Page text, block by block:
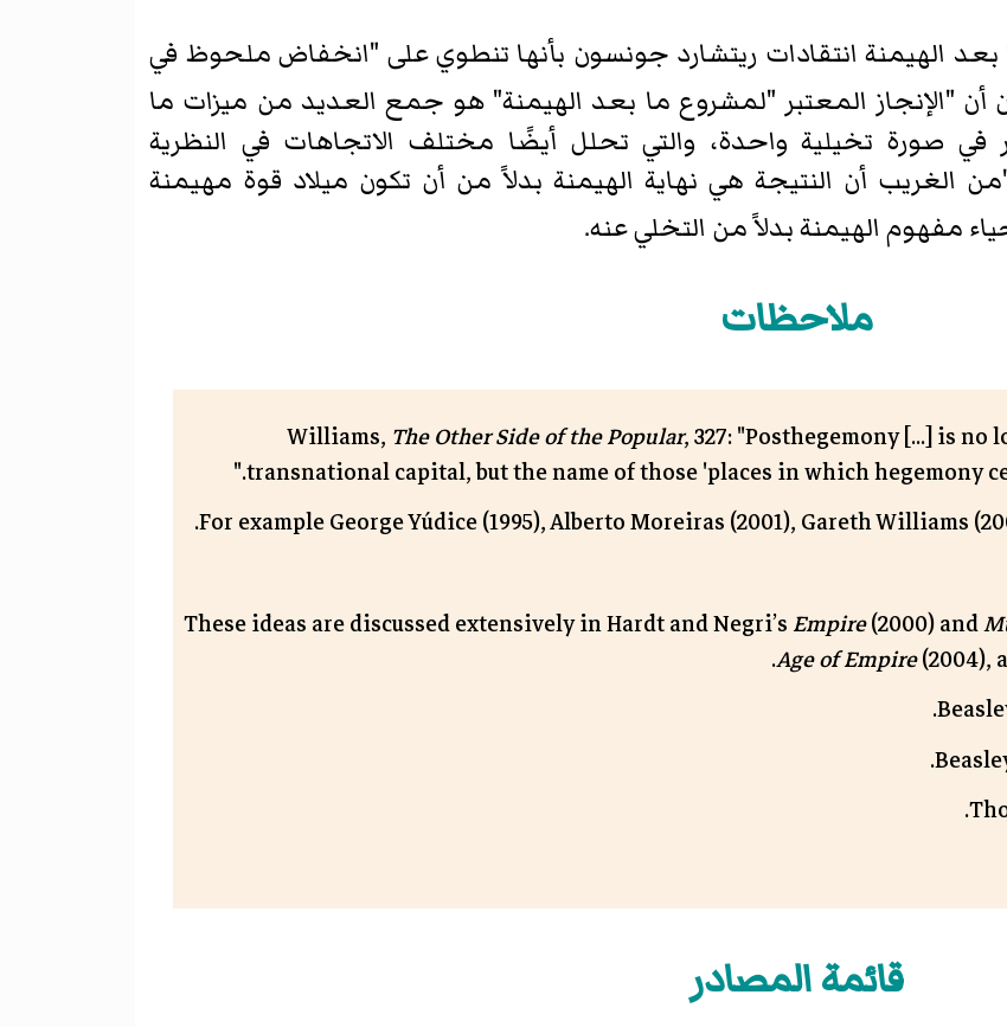
بعد الهيمنة انتقادات ريتشارد جونسون بأنها تنطوي على "انخفاض ملحوظ في
أن "الإنجاز المعتبر "لمشروع ما بعد الهيمنة" هو جمع العديد من ميزات ما
صورة تخيلية واحدة، والتي تحلل أيضًا مختلف الاتجاهات في النظرية
الغريب أن النتيجة هي نهاية الهيمنة بدلاً من أن تكون ميلاد قوة مهيمنة
مفهوم الهيمنة بدلاً من التخلي عنه.
ملاحظات
Williams, The Other Side of the Popular, 327: "Posthegemony [...] is
transnational capital, but the name of those 'places in which hegemony
For example George Yúdice (1995), Alberto Moreiras (2001), Gareth Williams
These ideas are discussed extensively in Hardt and Negri’sEmpire(2000) and
Age of Empire(2004),
قائمة المصادر